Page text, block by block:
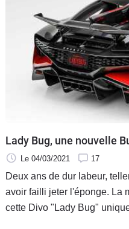
Electriques
Utilitaires
Services
Forum
Moto
Lady Bug, une nouvelle
Le 04/03/2021 17
Deux ans de dur labeur,
avoir failli jeter l'éponge. La
cette Divo "Lady Bug"